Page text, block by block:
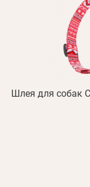
Шлея для собак
Не